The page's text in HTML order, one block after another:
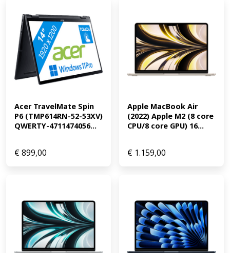
Acer TravelMate Spin
P6 (TMP614RN-52-53XV)
QWERTY-4711474056...
€899,00
Apple MacBook Air
(2022) Apple M2 (8 core
CPU/8 core GPU) 16...
€ 1.159,00